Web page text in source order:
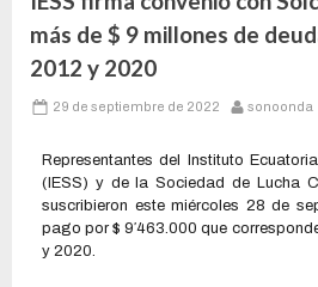
más de $ 9 millones de
2012 y 2020
29 de septiembre de 2022 sonoonda
Representantes del Instituto
(IESS) y de la Sociedad de Lucha
suscribieron este miércoles 28 de
pago por $ 9′463.000 que
y 2020.